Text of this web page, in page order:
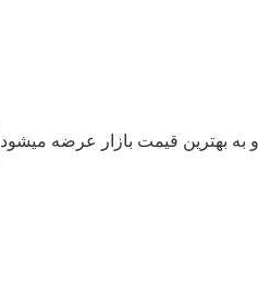
به بهترین قیمت بازار عرضه میشود